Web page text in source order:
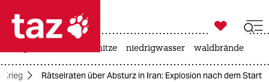
 taz zahl ich
taz zahl ich

taz zahl ich
hitze niedrigwasser waldbrände
Krieg Rätselraten über Absturz in Iran: Explosion nach dem Start